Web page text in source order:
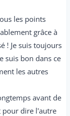
les points
grâce à
! Je suis toujours
suis bon dans ce
les autres
avant de
pour dire l'autre